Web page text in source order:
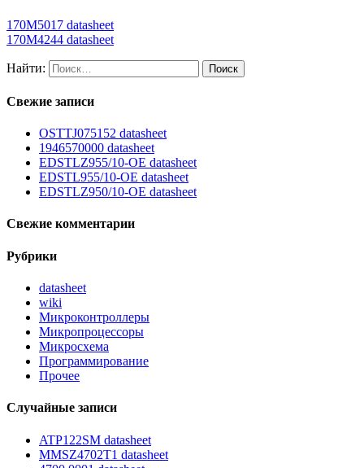
170M5017 datasheet
170M4244 datasheet
Найти:
Свежие записи
OSTTJ075152 datasheet
1946570000 datasheet
EDSTLZ955/10-OE datasheet
EDSTL955/10-OE datasheet
EDSTLZ950/10-OE datasheet
Свежие комментарии
Рубрики
datasheet
wiki
Микроконтроллеры
Микропроцессоры
Микросхема
Программирование
Прочее
Случайные записи
ATP122SM datasheet
MMSZ4702T1 datasheet